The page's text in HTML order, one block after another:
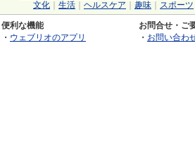
文化
生活 ヘルスケア 趣味 スポーツ
便利な機能
・ ウェブリオのアプリ
お問合せ・ご
・ お問い合わ